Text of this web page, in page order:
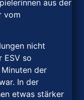
aus der
vom
nicht
ESV so
der
In der
etwas stärker